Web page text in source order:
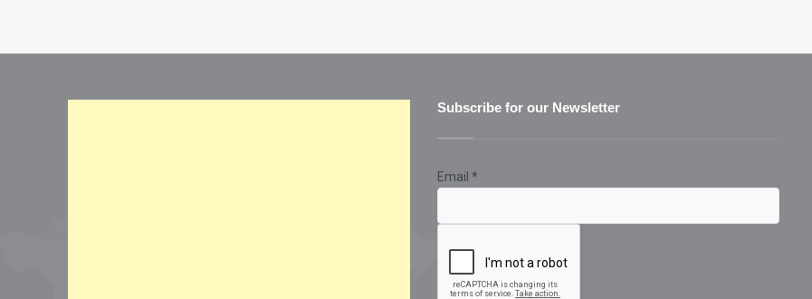
Subscribe for our Newsletter
Email *